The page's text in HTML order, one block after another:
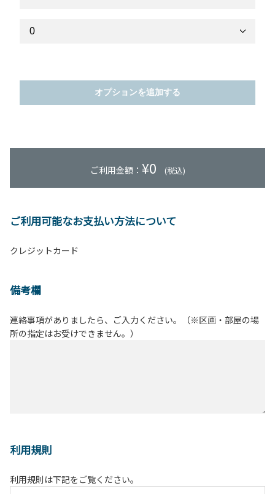
オプションを追加する
ご利用金額： ¥0 (税込)
ご利用可能なお支払い方法について
クレジットカード
備考欄
連絡事項がありましたら、ご入力ください。（※区画・部屋の場
所の指定はお受けできません。）
利用規則
利用規則は下記をご覧ください。